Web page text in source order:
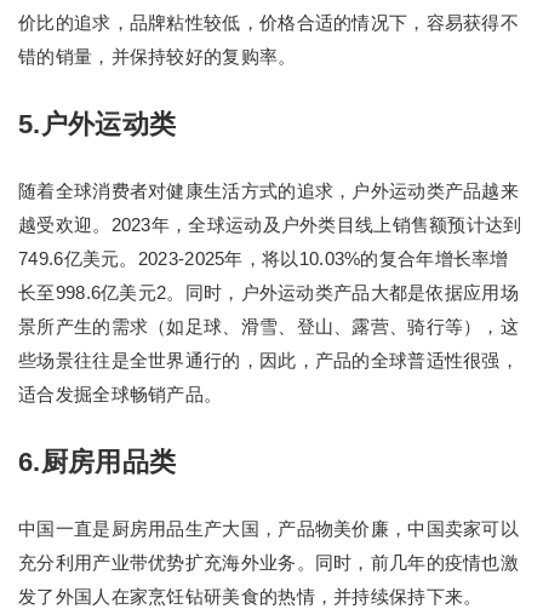
价比的追求，品牌粘性较低，价格合适的情况下，容易获得不
错的销量，并保持较好的复购率。
5.户外运动类
随着全球消费者对健康生活方式的追求，户外运动类产品越来
越受欢迎。2023年，全球运动及户外类目线上销售额预计达到
749.6亿美元。2023-2025年，将以10.03%的复合年增长率增
长至998.6亿美元2。同时，户外运动类产品大都是依据应用场
景所产生的需求（如足球、滑雪、登山、露营、骑行等），这
些场景往往是全世界通行的，因此，产品的全球普适性很强，
适合发掘全球畅销产品。
6.厨房用品类
中国一直是厨房用品生产大国，产品物美价廉，中国卖家可以
充分利用产业带优势扩充海外业务。同时，前几年的疫情也激
发了外国人在家烹饪钻研美食的热情，并持续保持下来。